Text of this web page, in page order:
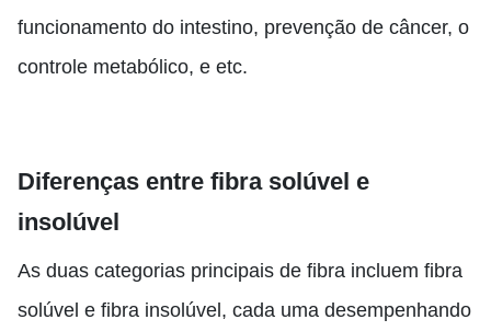
funcionamento do intestino, prevenção de câncer, o
controle metabólico, e etc.
Diferenças entre fibra solúvel e
insolúvel
As duas categorias principais de fibra incluem fibra
solúvel e fibra insolúvel, cada uma desempenhando